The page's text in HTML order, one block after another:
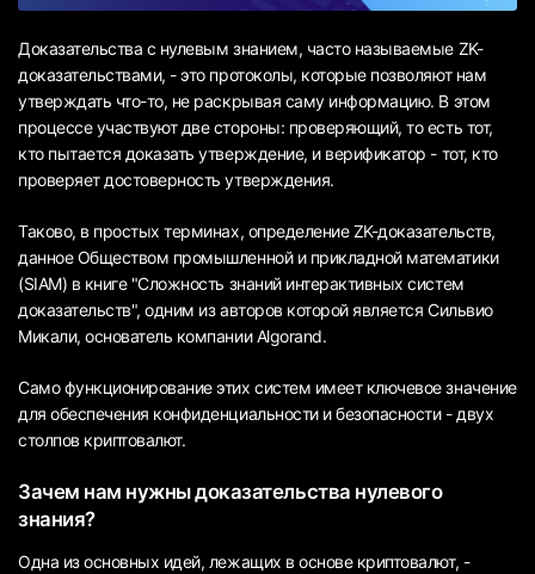
Доказательства с нулевым знанием, часто называемые ZK-
доказательствами, - это протоколы, которые позволяют нам
утверждать что-то, не раскрывая саму информацию. В этом
процессе участвуют две стороны: проверяющий, то есть тот,
кто пытается доказать утверждение, и верификатор - тот, кто
проверяет достоверность утверждения.
Таково, в простых терминах, определение ZK-доказательств,
данное Обществом промышленной и прикладной математики
(SIAM) в книге "Сложность знаний интерактивных систем
доказательств", одним из авторов которой является Сильвио
Микали, основатель компании Algorand.
Само функционирование этих систем имеет ключевое значение
для обеспечения конфиденциальности и безопасности - двух
столпов криптовалют.
Зачем нам нужны доказательства нулевого
знания?
Одна из основных идей, лежащих в основе криптовалют, -